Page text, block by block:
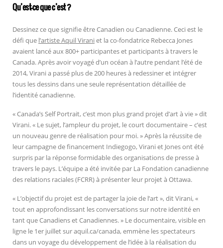
Qu’est-ce que c’est ?
Dessinez ce que signifie être Canadien ou Canadienne. Ceci est le
défi que l’artiste Aquil Viraniet la co-fondatrice Rebecca Jones
avaient lancé aux 800+ participantes et participants à travers le
Canada. Après avoir voyagé d’un océan à l’autre pendant l’été de
2014, Virani a passé plus de 200 heures à redessiner et intégrer
tous les dessins dans une seule représentation détaillée de
l’identité canadienne.
« Canada’s Self Portrait, c’est mon plus grand projet d’art à vie » dit
Virani. « Le sujet, l’ampleur du projet, le court documentaire – c’est
un nouveau genre de réalisation pour moi. » Après la réussite de
leur campagne de financement Indiegogo, Virani et Jones ont été
surpris par la réponse formidable des organisations de presse à
travers le pays. L’équipe a été invitée par La Fondation canadienne
des relations raciales (FCRR) à présenter leur projet à Ottawa.
« L’objectif du projet est de partager la joie de l’art », dit Virani, «
tout en approfondissant les conversations sur notre identité en
tant que Canadiens et Canadiennes. » Le documentaire, visible en
ligne le 1er juillet sur aquil.ca/canada, emmène les spectateurs
dans un voyage du développement de l’idée à la réalisation du